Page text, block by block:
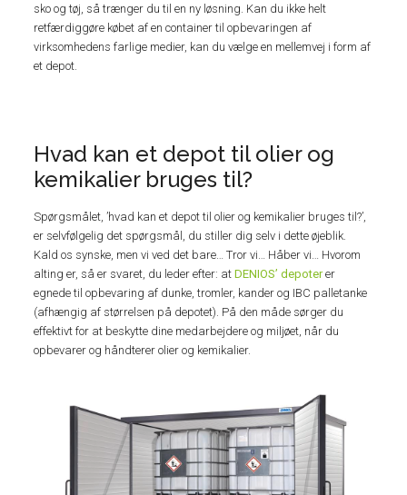
sko og tøj, så trænger du til en ny løsning. Kan du ikke helt
retfærdiggøre købet af en container til opbevaringen af
virksomhedens farlige medier, kan du vælge en mellemvej i form af
et depot.
Hvad kan et depot til olier og
kemikalier bruges til?
Spørgsmålet, ’hvad kan et depot til olier og kemikalier bruges til?’,
er selvfølgelig det spørgsmål, du stiller dig selv i dette øjeblik.
Kald os synske, men vi ved det bare… Tror vi… Håber vi… Hvorom
alting er, så er svaret, du leder efter: atDENIOS’ depoterer
egnede til opbevaring af dunke, tromler, kander og IBC palletanke
(afhængig af størrelsen på depotet). På den måde sørger du
effektivt for at beskytte dine medarbejdere og miljøet, når du
opbevarer og håndterer olier og kemikalier.